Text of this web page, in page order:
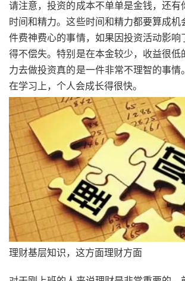
请注意，投资的成本不单单是金钱，还有
时间和精力。这些时间和精力都要算成机
件费神费心的事情，如果因投资活动影响
得不偿失。特别是在本金较少，收益很低
力去做投资真的是一件非常不理智的事情
在学习上，个人会成长得很快。
理财基层知识，这方面理财方面